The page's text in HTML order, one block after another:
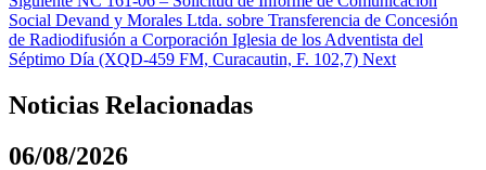
Social Devand y Morales Ltda. sobre Transferencia de Concesión
de Radiodifusión a Corporación Iglesia de los Adventista del
Séptimo Día (XQD-459 FM, Curacautin, F. 102,7) Next
Noticias Relacionadas
06/08/2026